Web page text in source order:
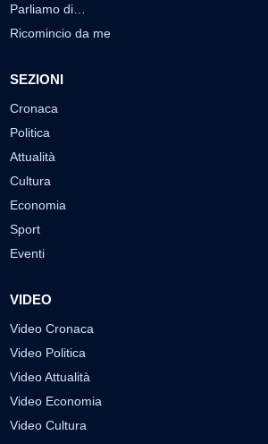
Parliamo di…
Ricomincio da me
SEZIONI
Cronaca
Politica
Attualità
Cultura
Economia
Sport
Eventi
VIDEO
Video Cronaca
Video Politica
Video Attualità
Video Economia
Video Cultura